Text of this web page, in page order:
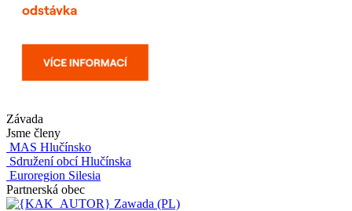
Závada
Jsme členy
MAS Hlučínsko
Sdružení obcí Hlučínska
Euroregion Silesia
Partnerská obec
Zawada (PL)